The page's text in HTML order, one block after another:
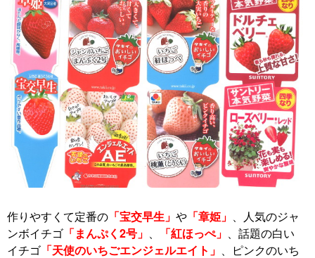
作りやすくて定番の 「宝交早生」 や 「章姫」 、人気のジャ
ンボイチゴ 「まんぷく2号」 、 「紅ほっぺ」 、話題の白い
イチゴ 「天使のいちごエンジェルエイト」 、ピンクのいち